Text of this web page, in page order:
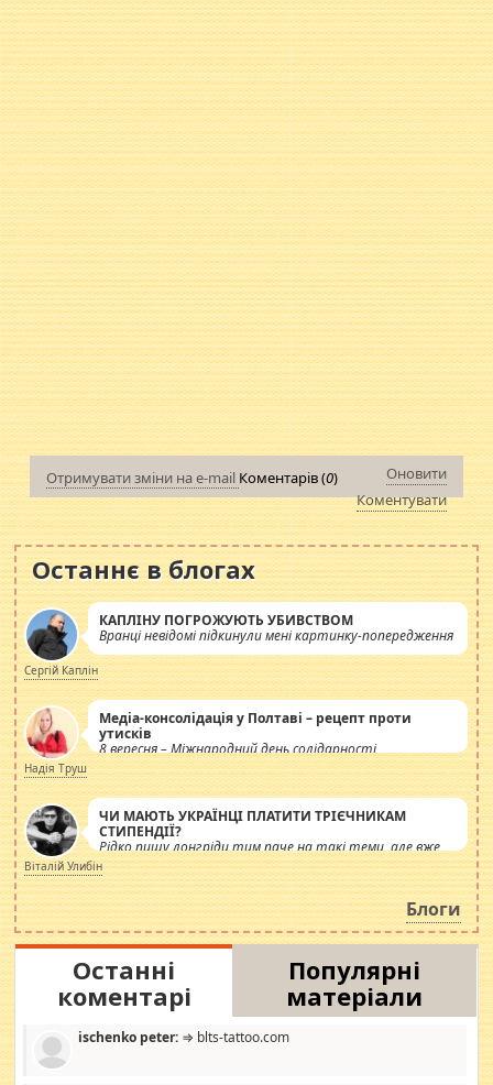
Отримувати зміни на e-mail Коментарів (0)
Оновити
Коментувати
Останнє в блогах
КАПЛІНУ ПОГРОЖУЮТЬ УБИВСТВОМ
Вранці невідомі підкинули мені картинку-попередження
Сергій Каплін
Медіа-консолідація у Полтаві – рецепт проти
утисків
8 вересня – Міжнародний день солідарності
журналістів.
Надія Труш
ЧИ МАЮТЬ УКРАЇНЦІ ПЛАТИТИ ТРІЄЧНИКАМ
СТИПЕНДІЇ?
Рідко пишу лонгріди тим паче на такі теми, але вже
просто дістало! Обурюють сьогоднішні інсенуації
навколо стипендіального питання. Штучно
роздувається ще одна соціальна катастрофа.
Віталій Улибін
Блоги
Останні
коментарі
Популярні
матеріали
ischenko peter: ⇒ blts-tattoo.com